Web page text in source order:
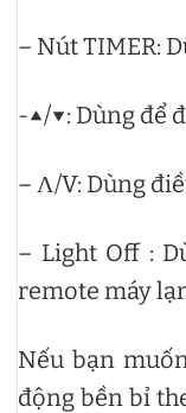
– Nút TIMER:
-▲/▼: Dùng để
– Λ/V: Dùng
– Light Off :
remote máy
Nếu bạn
động bền bỉ